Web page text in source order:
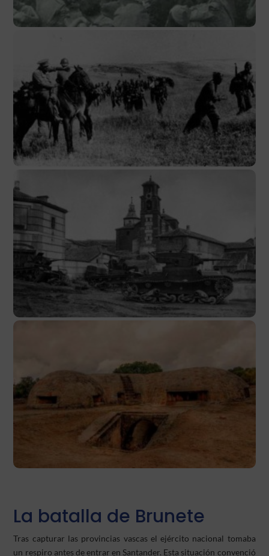
La batalla de Brunete
Tras capturar las provincias vascas el ejército nacional tomaba
un respiro antes de entrar en Santander. Esta situación convenció